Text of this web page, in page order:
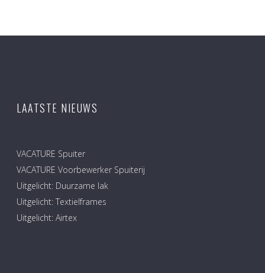
LAATSTE NIEUWS
VACATURE Spuiter
VACATURE Voorbewerker Spuiterij
Uitgelicht: Duurzame lak
Uitgelicht: Textielframes
Uitgelicht: Airtex